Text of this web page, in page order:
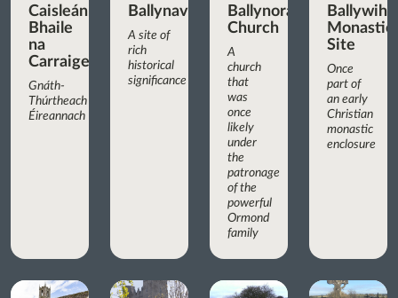
Caisleán
Bhaile
na
Carraige
Gnáth-
Thúrtheach
Éireannach
Ballynavenooragh
A site of
rich
historical
significance
Ballynoran
Church
A
church
that
was
once
likely
under
the
patronage
of the
powerful
Ormond
family
Monastic
Site
Once
part of
an early
Christian
monastic
enclosure